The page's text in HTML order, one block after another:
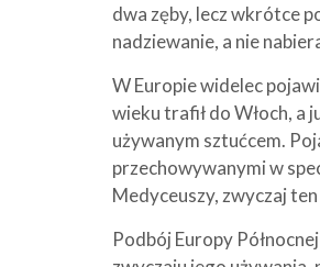
dwa zęby, lecz wkrótce
nadziewanie, a nie
W Europie widelec
wieku trafił do Włoch, a
używanym sztućcem.
przechowywanymi w
Medyceuszy, zwyczaj
Podbój Europy